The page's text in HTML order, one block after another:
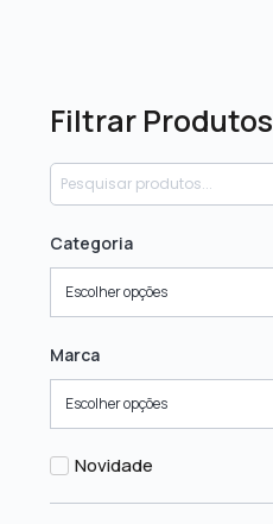
Filtrar Produtos
Categoria
Escolher opções
Marca
Escolher opções
Novidade